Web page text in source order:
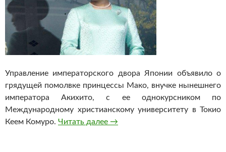
Управление императорского двора Японии объявило о
грядущей помолвке принцессы Мако, внучке нынешнего
императора Акихито, с ее однокурсником по
Международному христианскому университету в Токио
Кеем Комуро. Читать далее Японская принцесса
→